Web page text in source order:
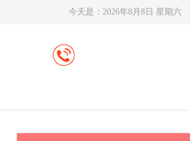
今天是： 2026年8月8日 星期六